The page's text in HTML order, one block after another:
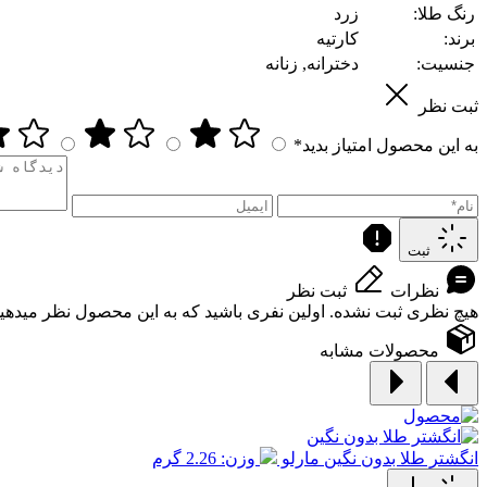
رنگ طلا:
زرد
برند:
کارتیه
جنسیت:
دخترانه, زنانه
ثبت نظر
به این محصول امتیاز بدید*
ثبت
نظرات
ثبت نظر
هیچ نظری ثبت نشده. اولین نفری باشید که به این محصول نظر
محصولات مشابه
انگشتر طلا بدون نگین مارلو وزن: 2.26 گرم